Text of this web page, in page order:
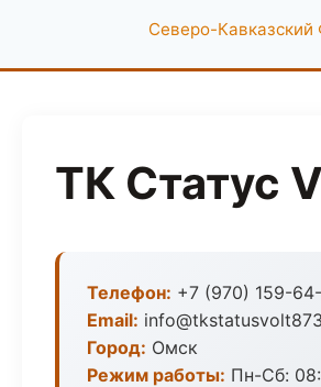
Северо-
ТК Статус
Телефон: +7 (970) 159-
Email:
Город: Омск
Режим работы: Пн-Сб: